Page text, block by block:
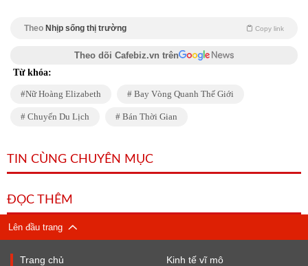
Theo Nhịp sống thị trường Copy link
Theo dõi Cafebiz.vn trên
Từ khóa:
Nữ Hoàng Elizabeth Bay Vòng Quanh Thế Giới
Chuyến Du Lịch Bán Thời Gian
TIN CÙNG CHUYÊN MỤC
ĐỌC THÊM
Lên đầu trang
Trang chủ Kinh tế vĩ mô